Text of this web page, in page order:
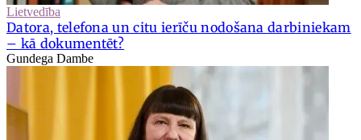
Lietvedība
Datora, telefona un citu ierīču nodošana darbiniekam
– kā dokumentēt?
Gundega Dambe